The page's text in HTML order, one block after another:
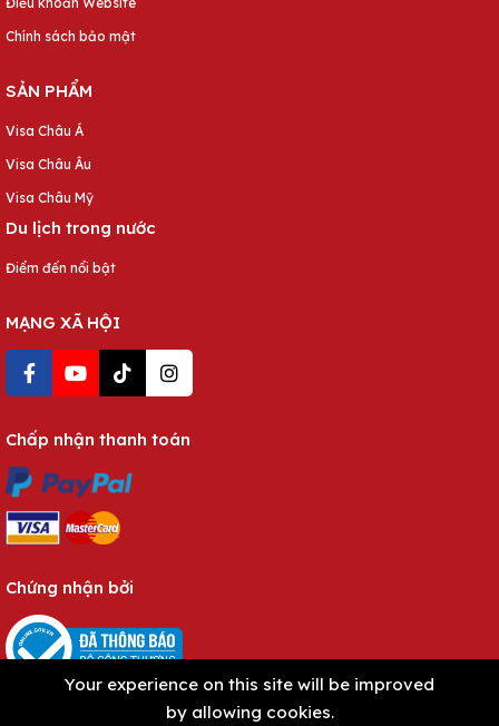
Chính sách bảo mật
SẢN PHẨM
Visa Châu Á
Visa Châu Âu
Visa Châu Mỹ
Du lịch trong nước
Điểm đến nổi bật
MẠNG XÃ HỘI
Chấp nhận thanh toán
Chứng nhận bởi
Your experience on this site will be improved
by allowing cookies.